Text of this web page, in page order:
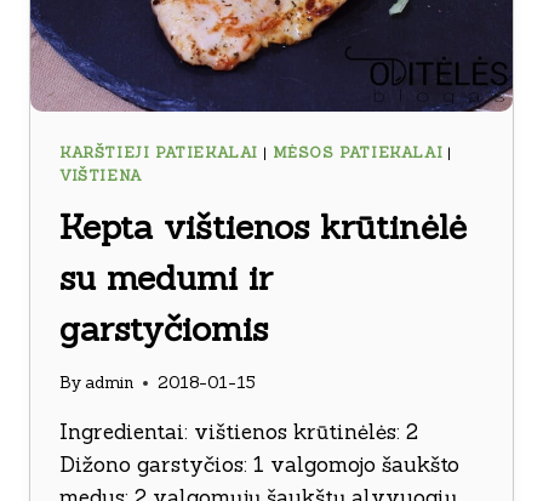
KARŠTIEJI PATIEKALAI | MĖSOS PATIEKALAI |
VIŠTIENA
Kepta vištienos krūtinėlė
su medumi ir
garstyčiomis
By admin 2018-01-15
Ingredientai: vištienos krūtinėlės: 2
Dižono garstyčios: 1 valgomojo šaukšto